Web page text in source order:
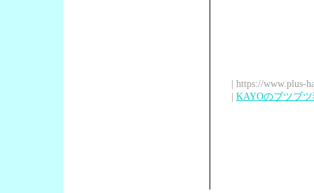
| https://www.plus-
| KAYOのブツブ